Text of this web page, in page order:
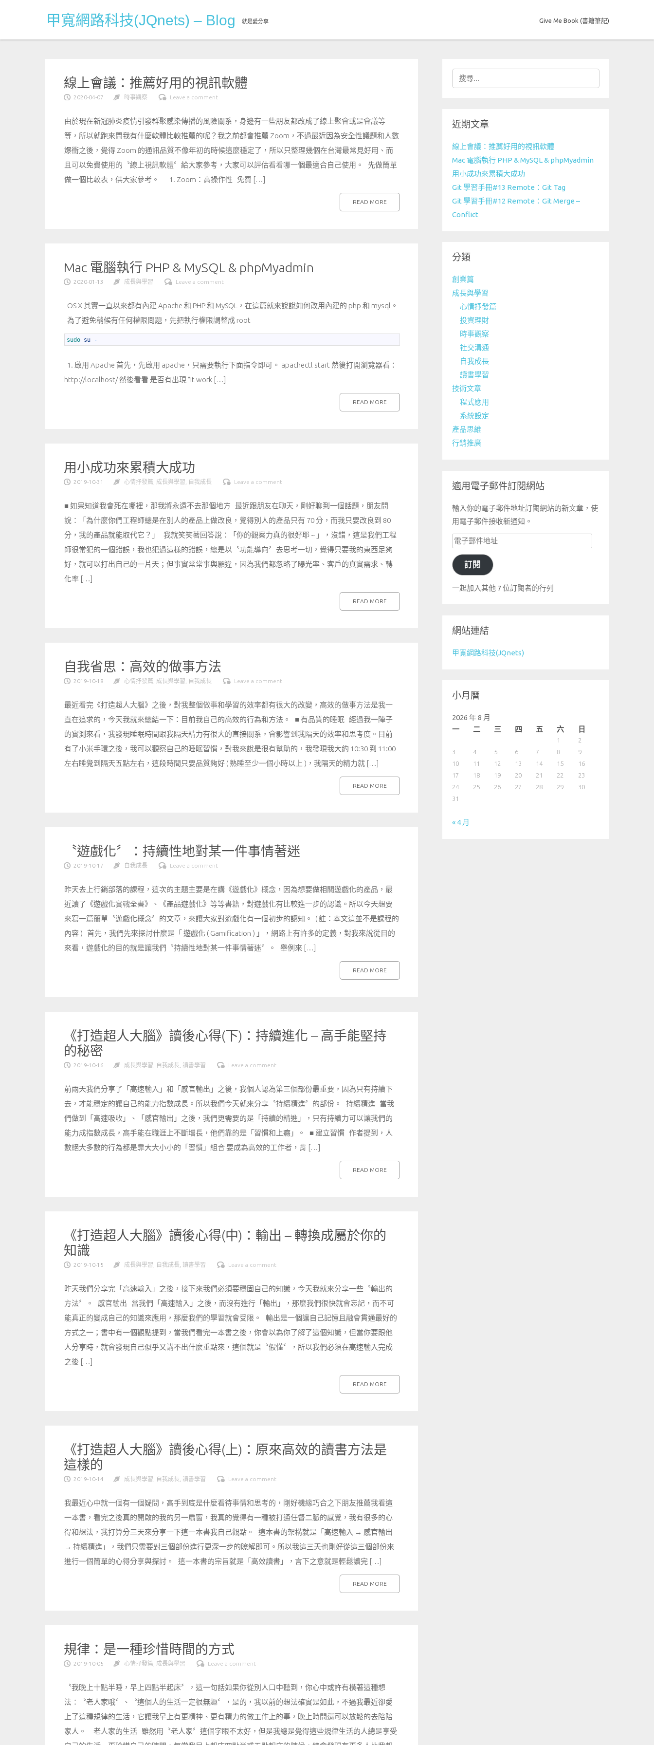
甲寬網路科技(JQnets) – Blog 就是愛分享 Give Me Book (書籍筆記)
線上會議：推薦好用的視訊軟體
2020-04-07 時事觀察 Leave a comment
由於現在新冠肺炎疫情引發群聚感染傳播的風險關系，身邊有一些朋友都改成了線上聚會或是會議等
等，所以就跑來問我有什麼軟體比較推薦的呢？我之前都會推薦 Zoom，不過最近因為安全性議題和人數
爆衝之後，覺得 Zoom 的通訊品質不像年初的時候這麼穩定了，所以只整理幾個在台灣最常見好用、而
且可以免費使用的〝線上視訊軟體〞給大家參考，大家可以評估看看哪一個最適合自己使用。 先做簡單
做一個比較表，供大家參考。 1. Zoom：高操作性 免費 […]
READ MORE
Mac 電腦執行 PHP & MySQL & phpMyadmin
2020-01-13 成長與學習 Leave a comment
OS X 其實一直以來都有內建 Apache 和 PHP 和 MySQL，在這篇就來說說如何改用內建的 php 和 mysql。
為了避免稍候有任何權限問題，先把執行權限調整成 root
sudo su -
1. 啟用 Apache 首先，先啟用 apache，只需要執行下面指令即可。 apachectl start 然後打開瀏覽器看：
http://localhost/ 然後看看 是否有出現 “It work […]
READ MORE
用小成功來累積大成功
2019-10-31 心情抒發篇 成長與學習 自我成長 Leave a comment
■ 如果知道我會死在哪裡，那我將永遠不去那個地方 最近跟朋友在聊天，剛好聊到一個話題，朋友問
說：「為什麼你們工程師總是在別人的產品上做改良，覺得別人的產品只有 70 分，而我只要改良到 80
分，我的產品就能取代它？」 我就笑笑著回答說：「你的觀察力真的很好耶 ~ 」，沒錯，這是我們工程
師很常犯的一個錯誤，我也犯過這樣的錯誤，總是以〝功能導向〞去思考一切，覺得只要我的東西足夠
好，就可以打出自己的一片天；但事實常常事與願違，因為我們都忽略了曝光率、客戶的真實需求、轉
化率 […]
READ MORE
自我省思：高效的做事方法
2019-10-18 心情抒發篇 成長與學習 自我成長 Leave a comment
最近看完《打造超人大腦》之後，對我整個做事和學習的效率都有很大的改變，高效的做事方法是我一
直在追求的，今天我就來總結一下：目前我自己的高效的行為和方法。 ■ 有品質的睡眠 經過我一陣子
的實測來看，我發現睡眠時間跟我隔天精力有很大的直接關系，會影響到我隔天的效率和思考度。目前
有了小米手環之後，我可以觀察自己的睡眠習慣，對我來說是很有幫助的，我發現我大約 10:30 到 11:00
左右睡覺到隔天五點左右，這段時間只要品質夠好 ( 熟睡至少一個小時以上 )，我隔天的精力就 […]
READ MORE
〝遊戲化〞：持續性地對某一件事情著迷
2019-10-17 自我成長 Leave a comment
昨天去上行銷部落的課程，這次的主題主要是在講《遊戲化》概念，因為想要做相關遊戲化的產品，最
近讀了《遊戲化實戰全書》、《產品遊戲化》等等書籍，對遊戲化有比較進一步的認識。所以今天想要
來寫一篇簡單〝遊戲化概念〞的文章，來讓大家對遊戲化有一個初步的認知。 ( 註：本文這並不是課程的
內容 ) 首先，我們先來探討什麼是「 遊戲化 ( Gamification ) 」，網路上有許多的定義，對我來說從目的
來看，遊戲化的目的就是讓我們〝持續性地對某一件事情著迷〞。 舉例來 […]
READ MORE
《打造超人大腦》讀後心得(下)：持續進化 – 高手能堅持
的秘密
2019-10-16 成長與學習 自我成長 讀書學習 Leave a comment
前兩天我們分享了「高速輸入」和「感官輸出」之後，我個人認為第三個部份最重要，因為只有持續下
去，才能穩定的讓自己的能力指數成長。所以我們今天就來分享〝持續精進〞的部份。 持續精進 當我
們做到「高速吸收」、「感官輸出」之後，我們更需要的是「持續的精進」，只有持續力可以讓我們的
能力成指數成長，高手能在職涯上不斷增長，他們靠的是「習慣和上癮」。 ■ 建立習慣 作者提到，人
數絕大多數的行為都是靠大大小小的「習慣」組合 要成為高效的工作者，肯 […]
READ MORE
《打造超人大腦》讀後心得(中)：輸出 – 轉換成屬於你的
知識
2019-10-15 成長與學習 自我成長 讀書學習 Leave a comment
昨天我們分享完「高速輸入」之後，接下來我們必須要穩固自己的知識，今天我就來分享一些〝輸出的
方法〞。 感官輸出 當我們「高速輸入」之後，而沒有進行「輸出」，那麼我們很快就會忘記，而不可
能真正的變成自己的知識來應用，那麼我們的學習就會受限。 輸出是一個讓自己記憶且融會貫通最好的
方式之一；書中有一個觀點提到，當我們看完一本書之後，你會以為你了解了這個知識，但當你要跟他
人分享時，就會發現自己似乎又講不出什麼重點來，這個就是〝假懂〞，所以我們必須在高速輸入完成
之後 […]
READ MORE
《打造超人大腦》讀後心得(上)：原來高效的讀書方法是
這樣的
2019-10-14 成長與學習 自我成長 讀書學習 Leave a comment
我最近心中就一個有一個疑問，高手到底是什麼看待事情和思考的，剛好機緣巧合之下朋友推薦我看這
一本書，看完之後真的開啟的我的另一扇窗，我真的覺得有一種被打通任督二脈的感覺，我有很多的心
得和想法，我打算分三天來分享一下這一本書我自己觀點。 這本書的架構就是「高速輸入 → 感官輸出
→ 持續精進」，我們只需要對三個部份進行更深一步的瞭解即可。所以我這三天也剛好從這三個部份來
進行一個簡單的心得分享與探討。 這一本書的宗旨就是「高效讀書」，言下之意就是輕鬆讀完 […]
READ MORE
規律：是一種珍惜時間的方式
2019-10-05 心情抒發篇 成長與學習 Leave a comment
〝我晚上十點半睡，早上四點半起床〞，這一句話如果你從別人口中聽到，你心中或許有橫著這種想
法：〝老人家哦〞、〝這個人的生活一定很無趣〞，是的，我以前的想法確實是如此，不過我最近卻愛
上了這種規律的生活，它讓我早上有更精神、更有精力的做工作上的事，晚上時間還可以放鬆的去陪陪
家人。 老人家的生活 雖然用〝老人家〞這個字眼不太好，但是我總是覺得這些規律生活的人總是享受
搜
尋
字:
近期文章
線上會議：推薦好用的視訊軟體
Mac 電腦執行 PHP & MySQL & phpMyadmin
用小成功來累積大成功
Git 學習手冊#13 Remote：Git Tag
Git 學習手冊#12 Remote：Git Merge –
Conflict
分類
創業篇
成長與學習
心情抒發篇
投資理財
時事觀察
社交溝通
自我成長
讀書學習
技術文章
程式應用
系統設定
產品思維
行銷推廣
適用電子郵件訂閱網站
輸入你的電子郵件地址訂閱網站的新文章，使
用電子郵件接收新通知。
電
郵
訂閱
一起加入其他 7 位訂閱者的行列
網站連結
甲寬網路科技(JQnets)
小月曆
2026 年 8 月
一
二 三 四 五 六 日
1
2
3
4 5 6 7 8
9
10
11 12 13 14 15
16
17
18 19 20 21 22
23
24
25 26 27 28 29
30
31
« 4 月